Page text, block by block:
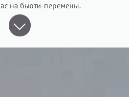
на бьюти-перемены.